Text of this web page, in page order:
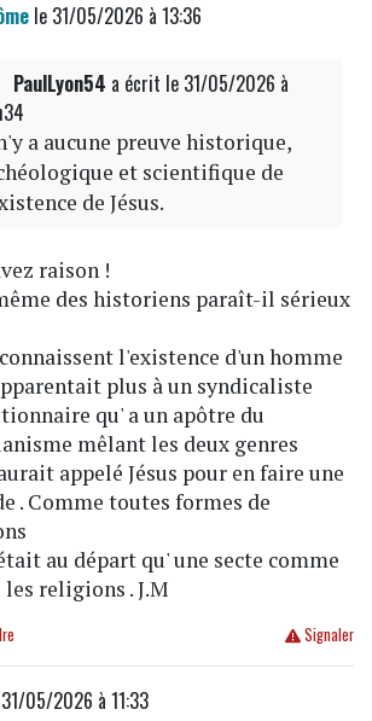
le 31/05/2026 à 13:36
PaulLyon54 a écrit le 31/05/2026 à
a aucune preuve historique,
et scientifique de
de Jésus.
raison !
des historiens paraît-il sérieux
l'existence d'un homme
plus à un syndicaliste
qu' a un apôtre du
mêlant les deux genres
appelé Jésus pour en faire une
. Comme toutes formes de
au départ qu' une secte comme
religions . J.M
Signaler
05/2026 à 11:33